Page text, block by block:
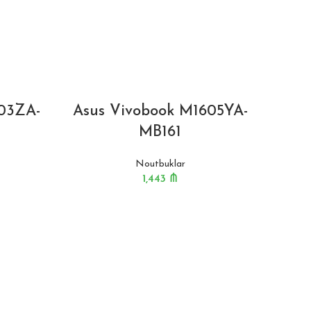
Asus Vivobook M1605YA-
MB161
Noutbuklar
1,443 ₼